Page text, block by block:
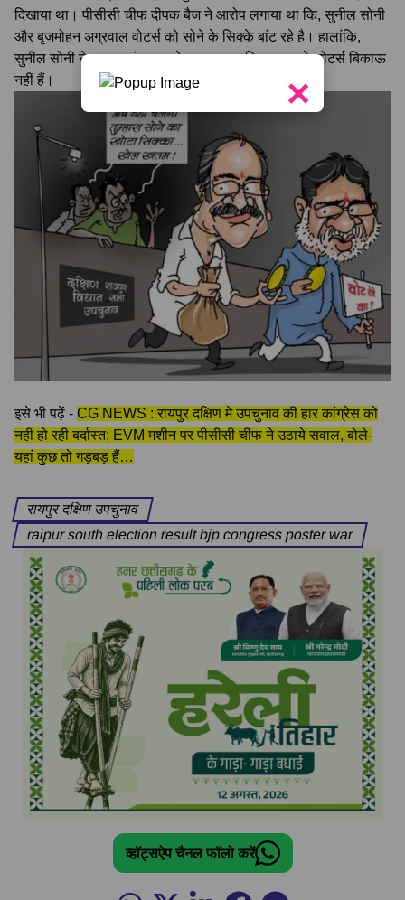
×
दिखाया था। पीसीसी चीफ दीपक बैज ने आरोप लगाया था कि, सुनील सोनी
और बृजमोहन अग्रवाल वोटर्स को सोने के सिक्के बांट रहे है। हालांकि,
सुनील सोनी ने इसका खंडन करते हुए कहा था कि, रायपुर के वोटर्स बिकाऊ
नहीं हैं।
इसे भी पढ़ें - CG NEWS : रायपुर दक्षिण मे उपचुनाव की हार कांग्रेस को
नही हो रही बर्दास्त; EVM मशीन पर पीसीसी चीफ ने उठाये सवाल, बोले-
यहां कुछ तो गड़बड़ हैं…
रायपुर दक्षिण उपचुनाव
raipur south election result bjp congress poster war
व्हॉट्सऐप चैनल फॉलो करें